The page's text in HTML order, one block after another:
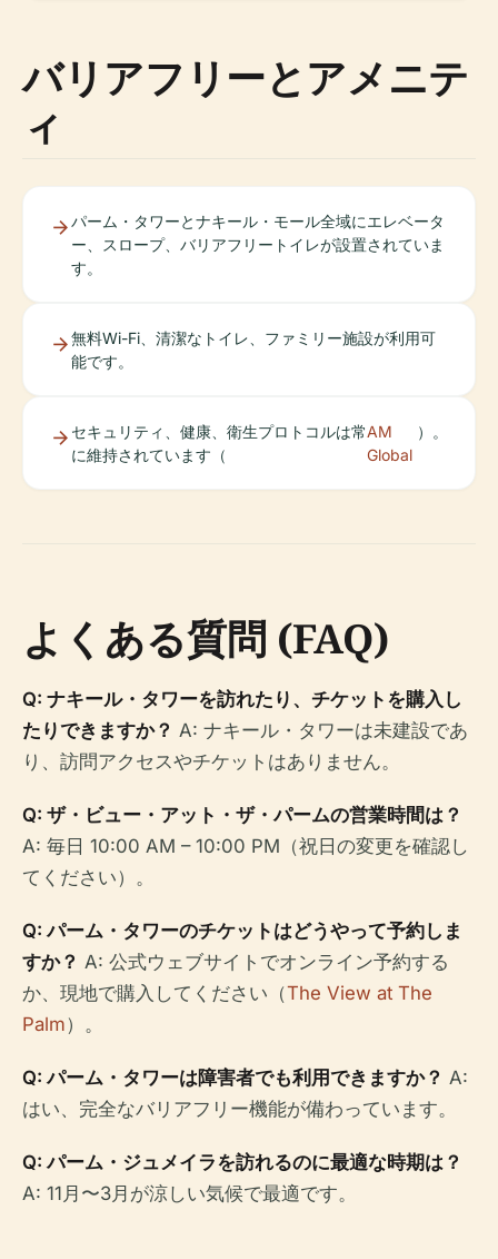
バリアフリーとアメニテ
ィ
パーム・タワーとナキール・モール全域にエレベータ
ー、スロープ、バリアフリートイレが設置されていま
す。
無料Wi-Fi、清潔なトイレ、ファミリー施設が利用可
能です。
セキュリティ、健康、衛生プロトコルは常
に維持されています（
AM
Global
）。
よくある質問 (FAQ)
Q: ナキール・タワーを訪れたり、チケットを購入し
たりできますか？ A: ナキール・タワーは未建設であ
り、訪問アクセスやチケットはありません。
Q: ザ・ビュー・アット・ザ・パームの営業時間は？
A: 毎日 10:00 AM – 10:00 PM（祝日の変更を確認し
てください）。
Q: パーム・タワーのチケットはどうやって予約しま
すか？ A: 公式ウェブサイトでオンライン予約する
か、現地で購入してください（The View at The
Palm）。
Q: パーム・タワーは障害者でも利用できますか？ A:
はい、完全なバリアフリー機能が備わっています。
Q: パーム・ジュメイラを訪れるのに最適な時期は？
A: 11月〜3月が涼しい気候で最適です。